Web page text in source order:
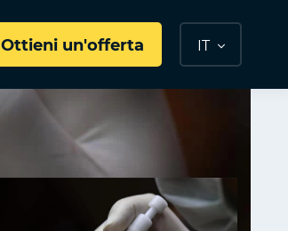
Ottieni un'offerta IT